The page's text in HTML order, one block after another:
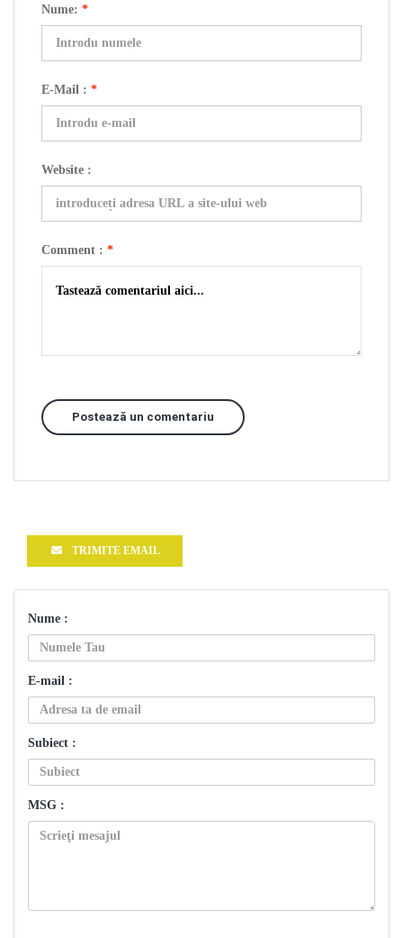
Nume: *
E-Mail : *
Website :
Comment : *
Postează un comentariu
TRIMITE EMAIL
Nume :
E-mail :
Subiect :
MSG :